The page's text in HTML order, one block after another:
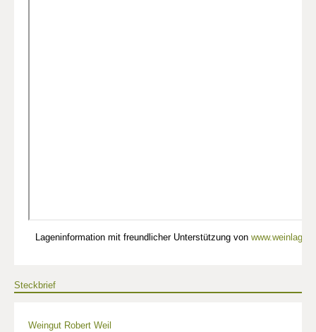
Lageninformation mit freundlicher Unterstützung von
Steckbrief
Weingut Robert Weil